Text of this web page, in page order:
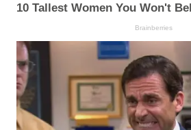
10 Tallest Women You Won't
Brainberries